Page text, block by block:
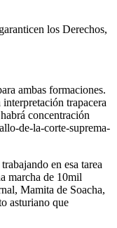
los Derechos,
ambas formaciones.
trapacera
concentración
de-la-corte-suprema-
en esa tarea
marcha de 10mil
Mamita de Soacha,
asturiano que